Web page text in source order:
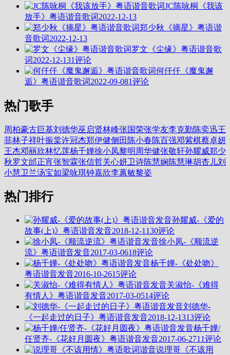
JC陈咏桐《我该
放手》粤语谐音歌词2022-12-13
郑少秋《摘星》粤语谐
音歌词2022-12-13
罗文《尘缘》粤语谐音歌
词2022-12-131评论
何仟仟《魔鬼邂
逅》粤语谐音歌词2022-09-081评论
热门歌手
周柏豪古巨基刘德华巫启贤林峰张国荣张学友李克勤陈奕迅王
菲林子祥叶振棠许冠杰郑伊健侧田 陈小春陈百强邓紫棋蔡卓妍
王杰邓丽欣林忆莲杨千嬅徐小凤黎明 周华健张敬轩孙耀威郑少
秋罗文邰正宵张智霖张信哲关心妍卫诗陈慧娴陈慧琳胡杏儿刘
小慧卫兰汤宝如梁咏琪钟嘉欣李蕙敏黎姿
热门排行
孙耀威-《爱的
故事(上)》粤语谐音发音2018-12-1130评论
徐小凤-《顺流逆
流》粤语谐音发音2017-03-0618评论
杨千嬅-《处处吻》
粤语谐音发音2016-10-2615评论
关淑怡-《难得
有情人》粤语谐音发音2017-03-0514评论
刘德华-
《一起走过的日子》粤语谐音发音2018-12-1313评论
杨千嬅/
任贤齐-《花好月圆夜》粤语谐音发音2017-06-2711评论
说理哥《不该用